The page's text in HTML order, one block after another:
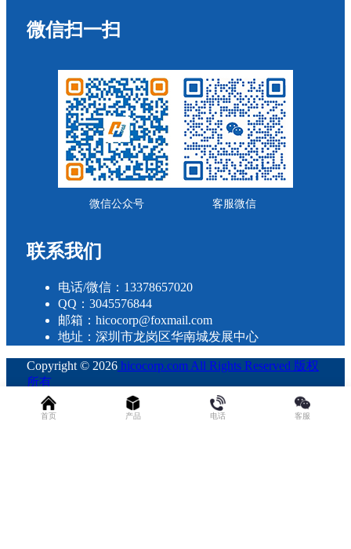
微信扫一扫
微信公众号 客服微信
联系我们
电话/微信：13378657020
QQ：3045576844
邮箱：hicocorp@foxmail.com
地址：深圳市龙岗区华南城发展中心
Copyright © 2026hicocorp.com All Rights Reserved 版权
所有
粤ICP备2023109800号
查询 30 次，耗时 0.2529 秒
首页 产品 电话 客服